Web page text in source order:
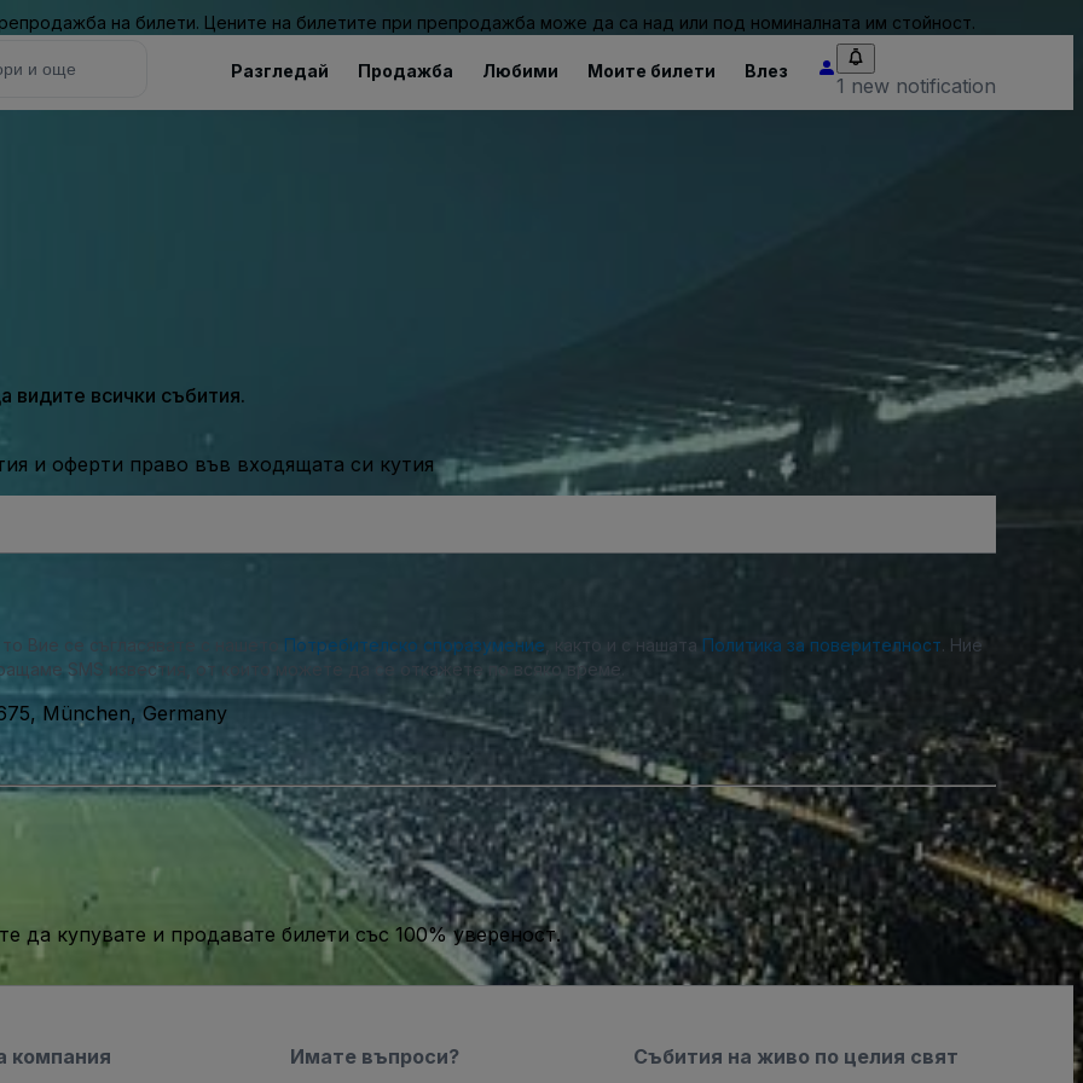
на билети. Цените на билетите при препродажба може да са над или под номиналната им стойност.
Разгледай Продажба Любими Моите билети Влез
1 new notification
видите всички събития.
и оферти право във входящата си кутия
Вие се съгласявате с нашето Потребителско споразумение , както и с нашата Политика за поверителност. Ние
SMS известия, от които можете да се откажете по всяко време.
München, Germany
да купувате и продавате билети със 100% увереност.
Събития на живо по целия свят
компания Имате въпроси?